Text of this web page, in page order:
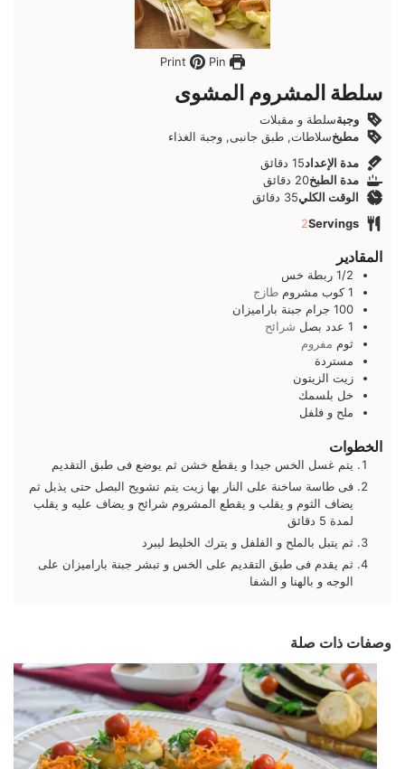
Pin
سلطة المشروم المشوى
وجبةسلطة و مقبلات
مطبخسلاطات, طبق جانبى, وجبة الغذاء
مدة الإعداد15دقائق
دقائق
مدة الطبخ20 دقائق
دقائق
الوقت الكلي35 دقائق
دقائق
Servings
2
المقادير
1/2 ربطة خس
1 كوب مشروم طازج
100 جرام جبنة باراميزان
1 عدد بصل شرائح
ثوم مفروم
مستردة
زيت الزيتون
خل بلسمك
ملح و فلفل
الخطوات
يتم غسل الخس جيدا و يقطع خشن ثم يوضع فى طبق التقديم
فى طاسة ساخنة على النار بها زيت يتم تشويح البصل حتى يذبل ثم
يضاف الثوم و يقلب و يقطع المشروم شرائح و يضاف عليه و يقلب
لمدة 5 دقائق
ثم يتبل بالملح و الفلفل و يترك الخليط ليبرد
ثم يقدم فى طبق التقديم على الخس و تبشر جبنة باراميزان على
الوجه و بالهنا و الشفا
وصفات ذات صلة